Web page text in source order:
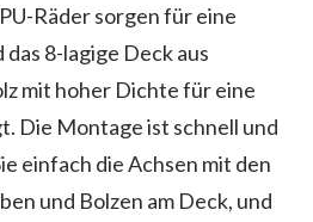
Räder sorgen für eine
8-lagige Deck aus
mit hoher Dichte für eine
Die Montage ist schnell und
einfach die Achsen mit den
und Bolzen am Deck, und